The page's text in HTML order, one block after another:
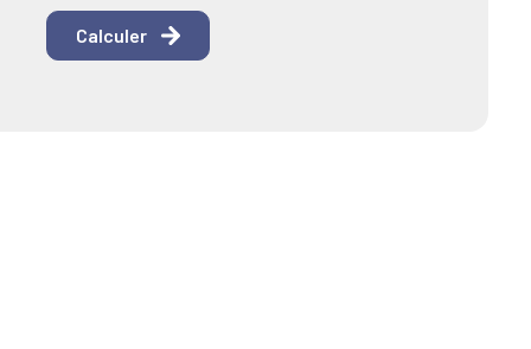
Calculer